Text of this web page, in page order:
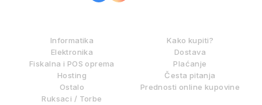
Informatika
Elektronika
Fiskalna i POS oprema
Hosting
Ostalo
Ruksaci / Torbe
Kako kupiti?
Dostava
Plaćanje
Česta pitanja
Prednosti online kupovine